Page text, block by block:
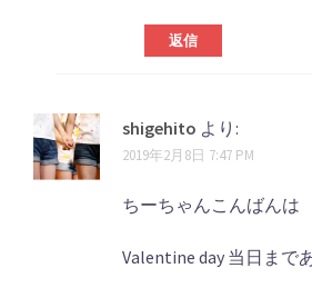
返信
shigehito より:
2019年2月8日 7:47 PM
ちーちゃんこんばんは
Valentine day 当日まで